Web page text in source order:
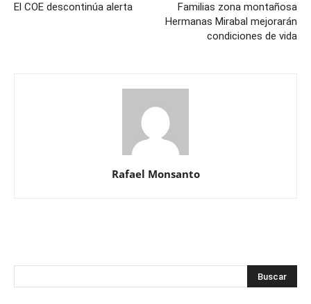
El COE descontinúa alerta
Familias zona montañosa
Hermanas Mirabal mejorarán
condiciones de vida
Rafael Monsanto